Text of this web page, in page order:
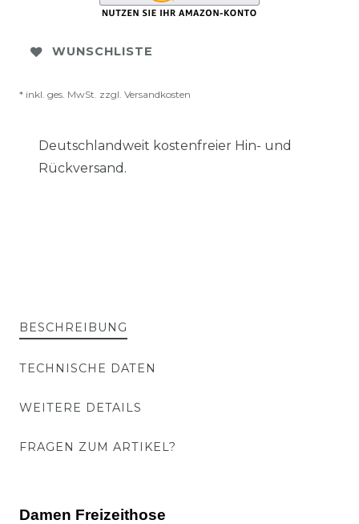
WUNSCHLISTE
* inkl. ges. MwSt. zzgl. Versandkosten
Deutschlandweit kostenfreier Hin- und
Rückversand.
BESCHREIBUNG
TECHNISCHE DATEN
WEITERE DETAILS
FRAGEN ZUM ARTIKEL?
Damen Freizeithose